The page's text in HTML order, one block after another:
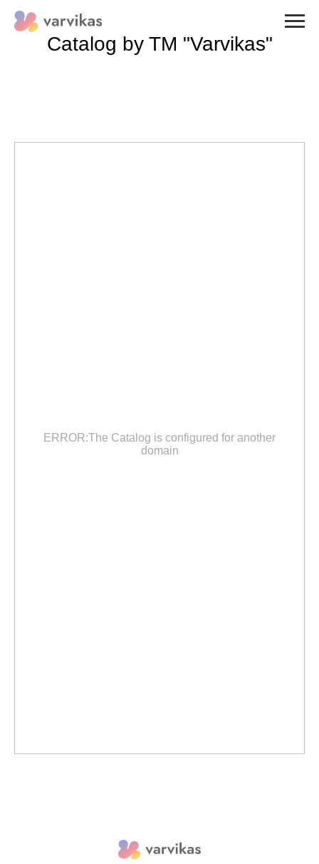
Catalog by TM "Varvikas"
ERROR:The Catalog is configured for another
domain